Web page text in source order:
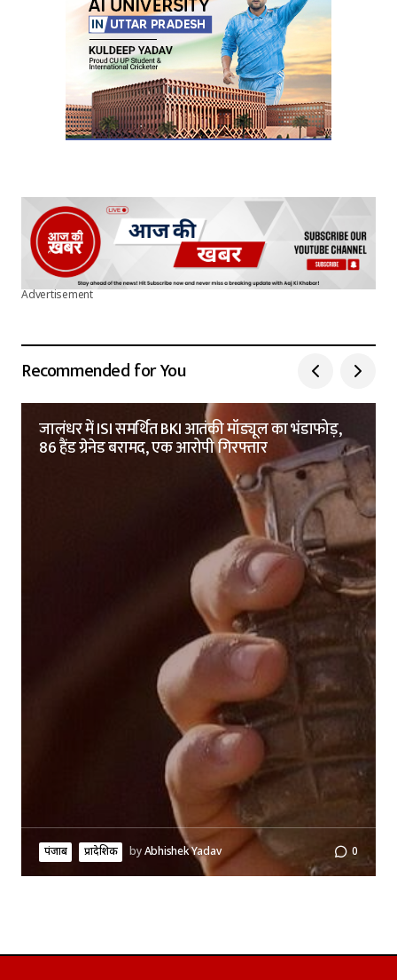
Submit Comment
Advertisement
Recommended for You
जालंधर में ISI समर्थित BKI आतंकी मॉड्यूल का भंडाफोड़,
86 हैंड ग्रेनेड बरामद, एक आरोपी गिरफ्तार
पंजाब प्रादेशिक byAbhishek Yadav 0